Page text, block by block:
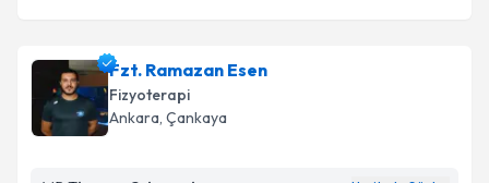
Fzt. Ramazan Esen
Fizyoterapi
Ankara, Çankaya